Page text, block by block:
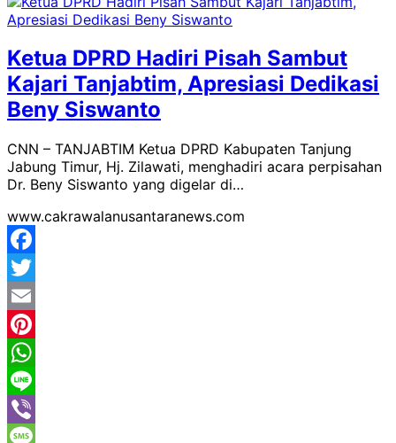
Mail
Share
Ketua DPRD Hadiri Pisah Sambut
Kajari Tanjabtim, Apresiasi Dedikasi
Beny Siswanto
CNN – TANJABTIM Ketua DPRD Kabupaten Tanjung
Jabung Timur, Hj. Zilawati, menghadiri acara perpisahan
Dr. Beny Siswanto yang digelar di…
www.cakrawalanusantaranews.com
Facebook
Twitter
Email
Pinterest
WhatsApp
Line
Viber